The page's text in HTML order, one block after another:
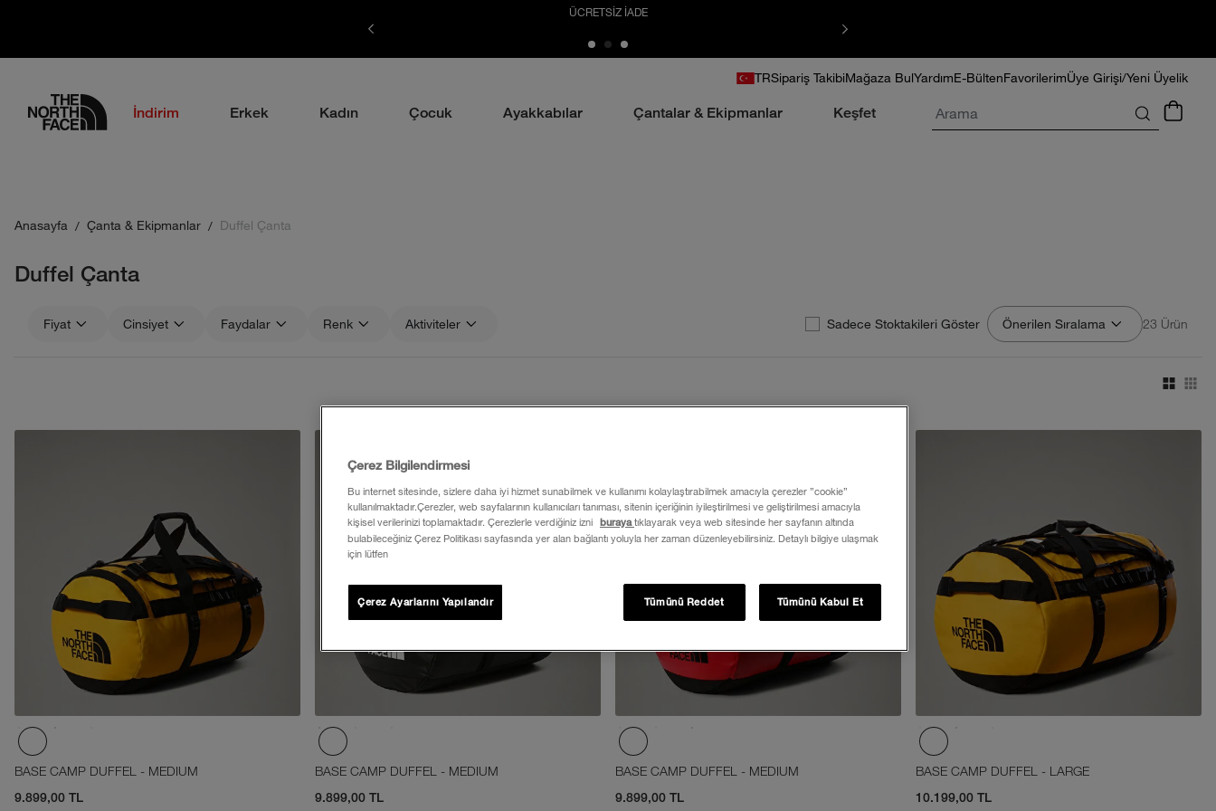
ÜCRETSİZ İADE
TRSipariş TakibiMağaza BulYardımE-BültenFavorilerimÜye Girişi/Yeni Üyelik
logoİndirim Erkek Kadın Çocuk Ayakkabılar Çantalar & Ekipmanlar Keşfet Arama
Anasayfa Çanta & Ekipmanlar Duffel Çanta
Duffel Çanta
Fiyat Cinsiyet Faydalar Renk Aktiviteler Sadece Stoktakileri Göster Önerilen Sıralama 23 Ürün
BASE CAMP DUFFEL - MEDIUM
9.899,00 TL
BASE CAMP DUFFEL - MEDIUM
9.899,00 TL
BASE CAMP DUFFEL - MEDIUM
9.899,00 TL
BASE CAMP DUFFEL - LARGE
10.199,00 TL
Çerez Bilgilendirmesi
Bu internet sitesinde, sizlere daha iyi hizmet sunabilmek ve kullanımı kolaylaştırabilmek amacıyla çerezler ”cookie”
kullanılmaktadır.Çerezler, web sayfalarının kullanıcıları tanıması, sitenin içeriğinin iyileştirilmesi ve geliştirilmesi amacıyla
kişisel verilerinizi toplamaktadır. Çerezlerle verdiğiniz izni
burayatıklayarak veya web sitesinde her sayfanın altında
bulabileceğiniz Çerez Politikası sayfasında yer alan bağlantı yoluyla her zaman düzenleyebilirsiniz. Detaylı bilgiye ulaşmak
için lütfen
Tümünü Reddet Tümünü Kabul Et
Çerez Ayarlarını Yapılandır